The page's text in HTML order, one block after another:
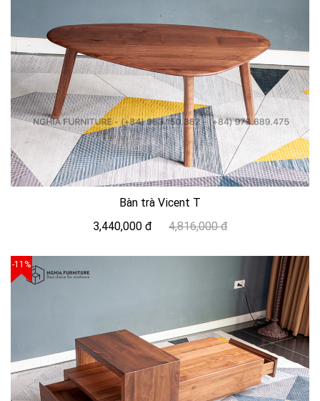
Bàn trà Vicent T
3,440,000 đ
4,816,000 đ
-11%